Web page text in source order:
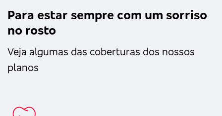
Para estar sempre com um sorriso
no rosto
Veja algumas das coberturas dos nossos
planos